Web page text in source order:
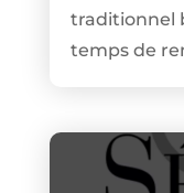
traditionnel
temps de